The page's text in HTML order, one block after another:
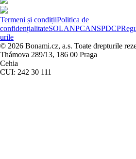
Termeni și condițiiPolitica de
confidențialitateSOLANPCANSPDCP
urile
© 2026 Bonami.cz, a.s. Toate drepturile
Thámova 289/13, 186 00 Praga
Cehia
CUI: 242 30 111